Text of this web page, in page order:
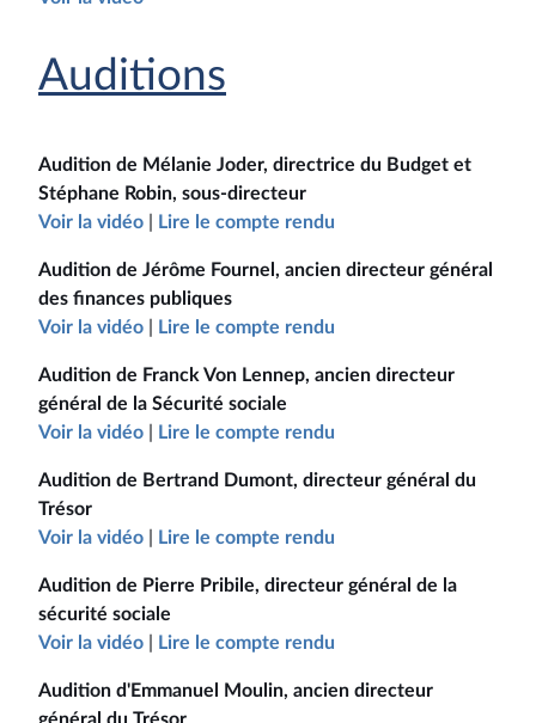
Auditions
Audition de Mélanie Joder, directrice du Budget et
Stéphane Robin, sous-directeur
Voir la vidéo
Lire le compte rendu
Audition de Jérôme Fournel, ancien directeur général
des finances publiques
Voir la vidéo
Lire le compte rendu
Audition de Franck Von Lennep, ancien directeur
général de la Sécurité sociale
Voir la vidéo
Lire le compte rendu
Audition de Bertrand Dumont, directeur général du
Trésor
Voir la vidéo
Lire le compte rendu
Audition de Pierre Pribile, directeur général de la
sécurité sociale
Voir la vidéo
Lire le compte rendu
Audition d'Emmanuel Moulin, ancien directeur